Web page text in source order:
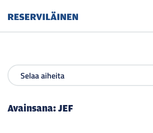
Avainsana:JEF